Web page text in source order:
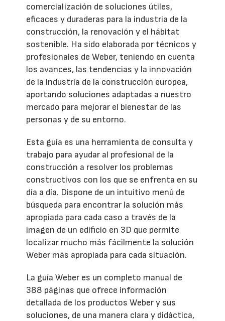
comercialización de soluciones útiles,
eficaces y duraderas para la industria de la
construcción, la renovación y el hábitat
sostenible. Ha sido elaborada por técnicos y
profesionales de Weber, teniendo en cuenta
los avances, las tendencias y la innovación
de la industria de la construcción europea,
aportando soluciones adaptadas a nuestro
mercado para mejorar el bienestar de las
personas y de su entorno.
Esta guía es una herramienta de consulta y
trabajo para ayudar al profesional de la
construcción a resolver los problemas
constructivos con los que se enfrenta en su
día a día. Dispone de un intuitivo menú de
búsqueda para encontrar la solución más
apropiada para cada caso a través de la
imagen de un edificio en 3D que permite
localizar mucho más fácilmente la solución
Weber más apropiada para cada situación.
La guía Weber es un completo manual de
388 páginas que ofrece información
detallada de los productos Weber y sus
soluciones, de una manera clara y didáctica,